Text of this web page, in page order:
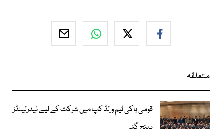
متعلقہ
قومی ہاکی ٹیم ورلڈ کپ میں شرکت کے لیے نیدرلینڈز